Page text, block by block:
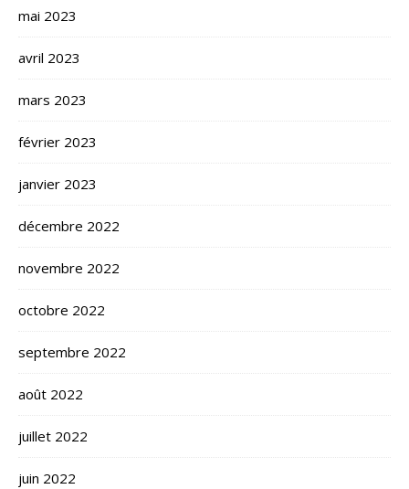
mai 2023
avril 2023
mars 2023
février 2023
janvier 2023
décembre 2022
novembre 2022
octobre 2022
septembre 2022
août 2022
juillet 2022
juin 2022